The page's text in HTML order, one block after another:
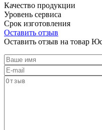
Качество продукции
Уровень сервиса
Срок изготовления
Оставить отзыв
Оставить отзыв на товар